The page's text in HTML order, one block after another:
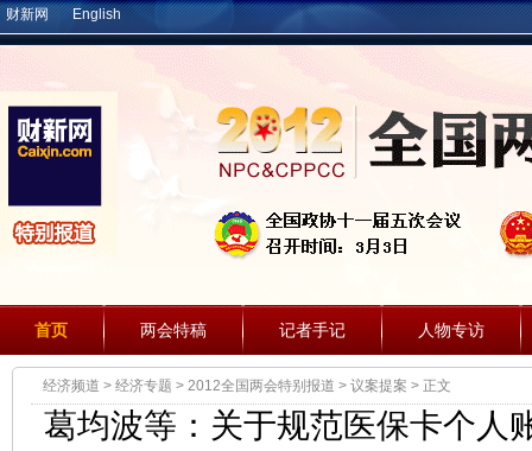
财新网 English
首页 两会特稿 记者手记 人物专访
经济频道 > 经济专题 > 2012全国两会特别报道 > 议案提案 > 正文
葛均波等：关于规范医保卡个人